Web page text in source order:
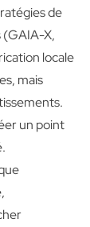
de
(GAIA-X,
locale
mais
un point